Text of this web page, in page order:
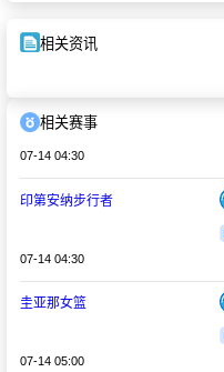
相关资讯
相关赛事
07-14 04:30
印第安纳步行者
07-14 04:30
圭亚那女篮
07-14 05:00